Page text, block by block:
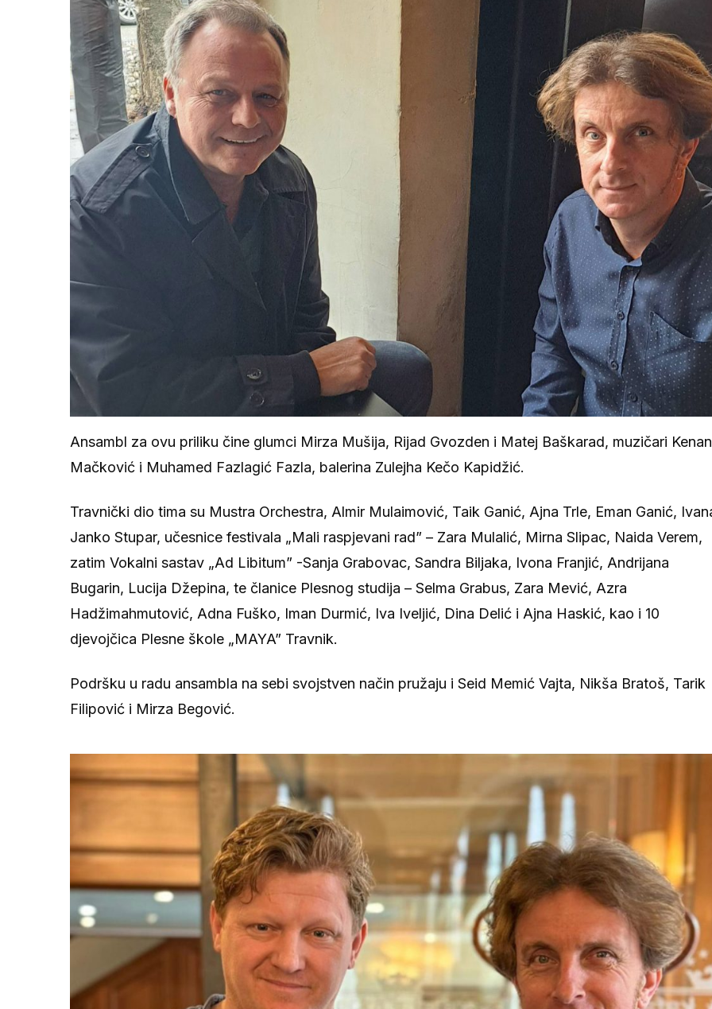
Ansambl za ovu priliku čine glumci Mirza Mušija, Rijad Gvozden i Matej Baškarad, muzičari Kenan
Mačković i Muhamed Fazlagić Fazla, balerina Zulejha Kečo Kapidžić.
Travnički dio tima su Mustra Orchestra, Almir Mulaimović, Taik Ganić, Ajna Trle, Eman Ganić,
Janko Stupar, učesnice festivala „Mali raspjevani rad” – Zara Mulalić, Mirna Slipac, Naida Verem,
zatim Vokalni sastav „Ad Libitum” -Sanja Grabovac, Sandra Biljaka, Ivona Franjić, Andrijana
Bugarin, Lucija Džepina, te članice Plesnog studija – Selma Grabus, Zara Mević, Azra
Hadžimahmutović, Adna Fuško, Iman Durmić, Iva Iveljić, Dina Delić i Ajna Haskić, kao i 10
djevojčica Plesne škole „MAYA” Travnik.
Podršku u radu ansambla na sebi svojstven način pružaju i Seid Memić Vajta, Nikša Bratoš, Tarik
Filipović i Mirza Begović.